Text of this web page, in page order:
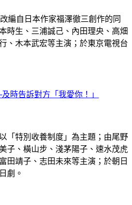
編自日本作家福澤徹三創作的同
時生、三浦誠己、內田理央、高畑
、木本武宏等主演；於東京電視台
時告訴對方「我愛你！」
「特別收養制度」為主題；由尾野
子、橫山步、淺茅陽子、速水茂虎
田靖子、志田未來等主演；於朝日
劇。